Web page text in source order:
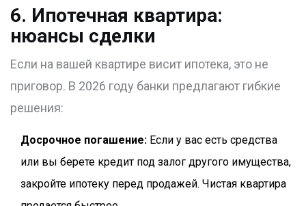
6. Ипотечная квартира:
нюансы сделки
Если на вашей квартире висит ипотека, это не
приговор. В 2026 году банки предлагают гибкие
решения:
Досрочное погашение: Если у вас есть средства
или вы берете кредит под залог другого имущества,
закройте ипотеку перед продажей. Чистая квартира